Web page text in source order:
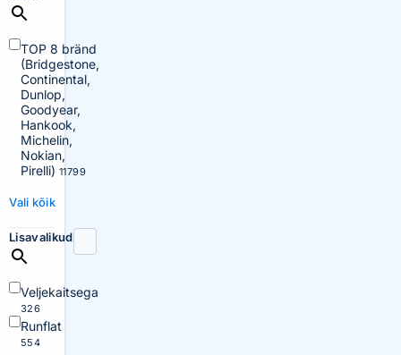
TOP 8 bränd
(Bridgestone,
Continental,
Dunlop,
Goodyear,
Hankook,
Michelin,
Nokian,
Pirelli) 11799
Vali kõik
Lisavalikud
Veljekaitsega
326
Runflat
554